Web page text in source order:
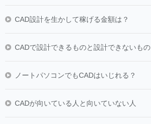
CAD設計を生かして稼げる金額は？
CADで設計できるものと設計できないもの
ノートパソコンでもCADはいじれる？
CADが向いている人と向いていない人